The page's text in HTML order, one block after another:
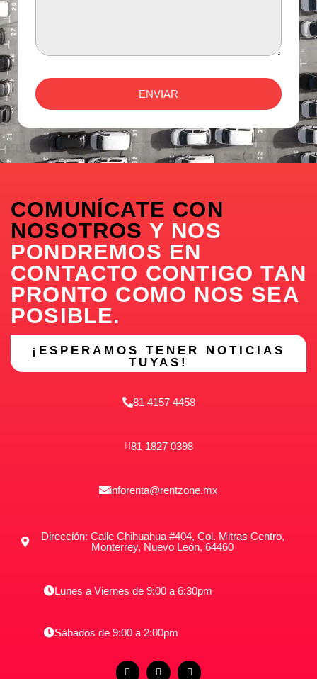
ENVIAR
COMUNÍCATE CON
NOSOTROS Y NOS
PONDREMOS EN
CONTACTO CONTIGO TAN
PRONTO COMO NOS SEA
POSIBLE.
¡ESPERAMOS TENER NOTICIAS
TUYAS!
81 4157 4458
81 1827 0398
inforenta@rentzone.mx
Dirección: Calle Chihuahua #404, Col. Mitras Centro,
Monterrey, Nuevo León, 64460
Lunes a Viernes de 9:00 a 6:30pm
Sábados de 9:00 a 2:00pm